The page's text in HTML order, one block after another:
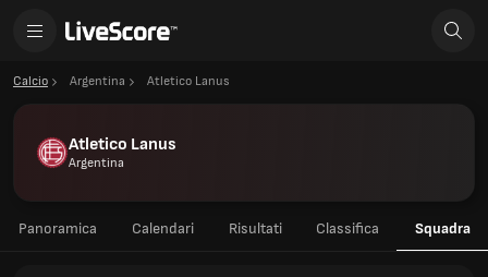
Calcio Argentina Atletico Lanus
Atletico Lanus
Argentina
Panoramica Calendari Risultati Classifica Squadra